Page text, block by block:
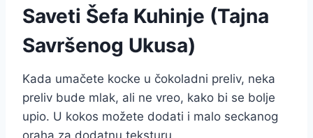
Saveti Šefa Kuhinje (Tajna
Savršenog Ukusa)
Kada umačete kocke u čokoladni preliv, neka
preliv bude mlak, ali ne vreo, kako bi se bolje
upio. U kokos možete dodati i malo seckanog